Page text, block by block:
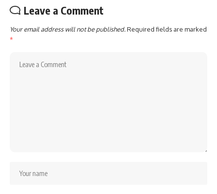
Leave a Comment
Your email address will not be published.Required fields are marked
*